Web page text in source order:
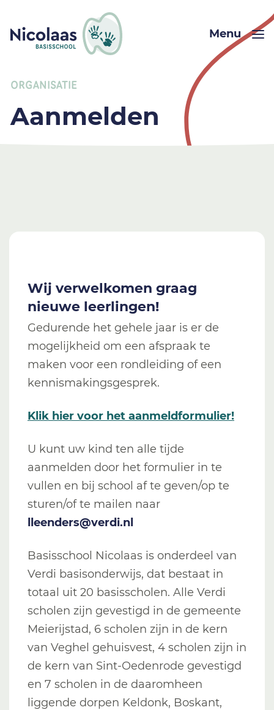
Menu
ORGANISATIE
Aanmelden
Wij verwelkomen graag
nieuwe leerlingen!
Gedurende het gehele jaar is er de
mogelijkheid om een afspraak te
maken voor een rondleiding of een
kennismakingsgesprek.
Klik hier voor het aanmeldformulier!
U kunt uw kind ten alle tijde
aanmelden door het formulier in te
vullen en bij school af te geven/op te
sturen/of te mailen naar
lleenders@verdi.nl
Basisschool Nicolaas is onderdeel van
Verdi basisonderwijs, dat bestaat in
totaal uit 20 basisscholen. Alle Verdi
scholen zijn gevestigd in de gemeente
Meierijstad, 6 scholen zijn in de kern
van Veghel gehuisvest, 4 scholen zijn in
de kern van Sint-Oedenrode gevestigd
en 7 scholen in de daaromheen
liggende dorpen Keldonk, Boskant,